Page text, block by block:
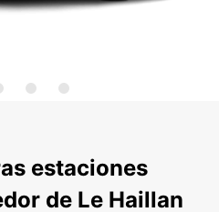
estaciones
de Le Haillan